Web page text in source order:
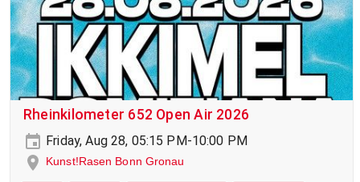
Rheinkilometer 652 Open Air 2026
Friday, Aug 28, 05:15 PM-10:00 PM
Kunst!Rasen Bonn Gronau